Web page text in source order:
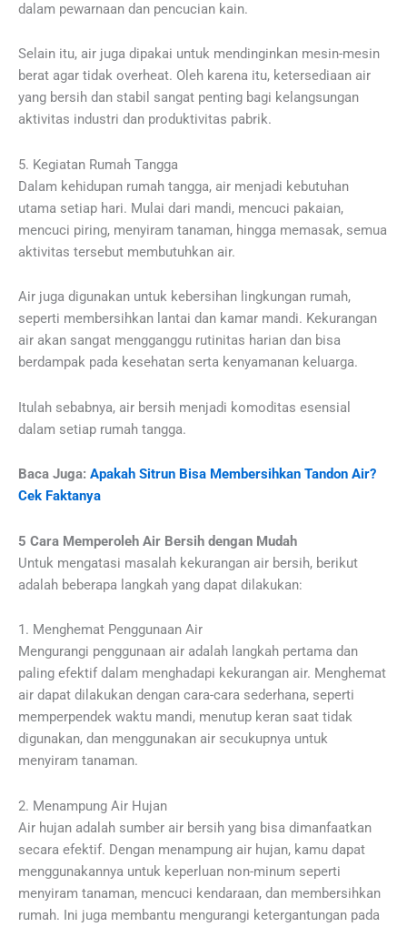
dalam pewarnaan dan pencucian kain.
Selain itu, air juga dipakai untuk mendinginkan mesin-mesin
berat agar tidak overheat. Oleh karena itu, ketersediaan air
yang bersih dan stabil sangat penting bagi kelangsungan
aktivitas industri dan produktivitas pabrik.
5. Kegiatan Rumah Tangga
Dalam kehidupan rumah tangga, air menjadi kebutuhan
utama setiap hari. Mulai dari mandi, mencuci pakaian,
mencuci piring, menyiram tanaman, hingga memasak, semua
aktivitas tersebut membutuhkan air.
Air juga digunakan untuk kebersihan lingkungan rumah,
seperti membersihkan lantai dan kamar mandi. Kekurangan
air akan sangat mengganggu rutinitas harian dan bisa
berdampak pada kesehatan serta kenyamanan keluarga.
Itulah sebabnya, air bersih menjadi komoditas esensial
dalam setiap rumah tangga.
Baca Juga: Apakah Sitrun Bisa Membersihkan Tandon Air?
Cek Faktanya
5 Cara Memperoleh Air Bersih dengan Mudah
Untuk mengatasi masalah kekurangan air bersih, berikut
adalah beberapa langkah yang dapat dilakukan:
1. Menghemat Penggunaan Air
Mengurangi penggunaan air adalah langkah pertama dan
paling efektif dalam menghadapi kekurangan air. Menghemat
air dapat dilakukan dengan cara-cara sederhana, seperti
memperpendek waktu mandi, menutup keran saat tidak
digunakan, dan menggunakan air secukupnya untuk
menyiram tanaman.
2. Menampung Air Hujan
Air hujan adalah sumber air bersih yang bisa dimanfaatkan
secara efektif. Dengan menampung air hujan, kamu dapat
menggunakannya untuk keperluan non-minum seperti
menyiram tanaman, mencuci kendaraan, dan membersihkan
rumah. Ini juga membantu mengurangi ketergantungan pada